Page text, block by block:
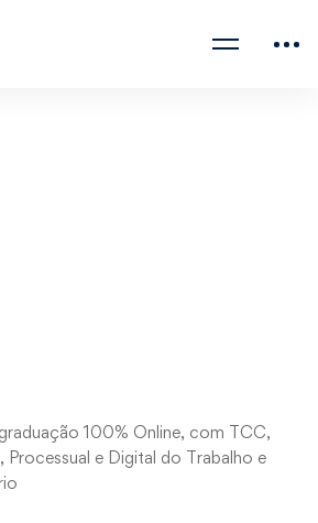
100% Online, com TCC,
Processual e Digital do Trabalho e